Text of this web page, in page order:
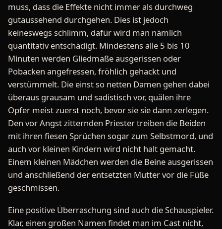
muss, dass die Effekte nicht immer als durchweg
gutaussehend durchgehen. Dies ist jedoch
keineswegs schlimm, dafür wird man nämlich
quantitativ entschädigt. Mindestens alle 5 bis 10
Minuten werden Gliedmaße ausgerissen oder
Pobacken angefressen, fröhlich gehackt und
verstümmelt. Die einst so netten Damen gehen dabei
überaus grausam und sadistisch vor, quälen ihre
Opfer meist zuerst noch, bevor sie sie dann zerlegen.
Den vor Angst zitternden Priester treiben die Beiden
mit ihren fiesen Sprüchen sogar zum Selbstmord, und
auch vor kleinen Kindern wird nicht halt gemacht.
Einem kleinen Mädchen werden die Beine ausgerissen
und anschließend der entsetzten Mutter vor die Füße
geschmissen.
Eine positive Überraschung sind auch die Schauspieler.
Klar, einen großen Namen findet man im Cast nicht,